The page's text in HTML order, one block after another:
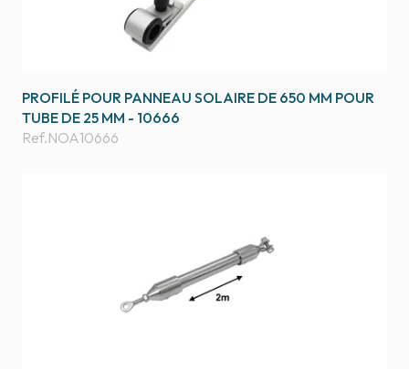
PROFILÉ POUR PANNEAU SOLAIRE DE 650 MM POUR
TUBE DE 25 MM - 10666
Ref.NOA10666